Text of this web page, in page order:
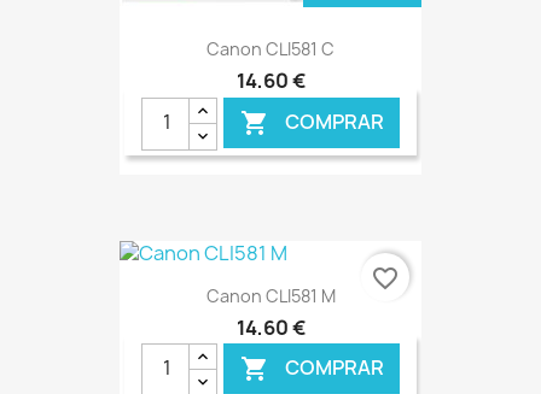
Canon CLI581 C
14,60 €
 COMPRAR
Canon CLI581 M
14,60 €
 COMPRAR
favorite_border